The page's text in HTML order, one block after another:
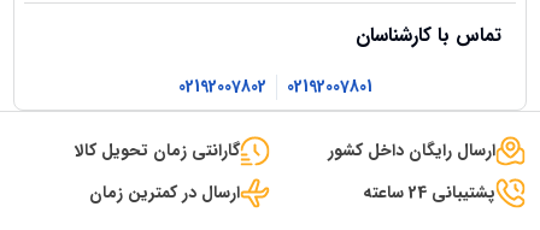
تماس با کارشناسان
02192007801
02192007802
ارسال رایگان داخل کشور
گارانتی زمان تحویل کالا
پشتیبانی 24 ساعته
ارسال در کمترین زمان